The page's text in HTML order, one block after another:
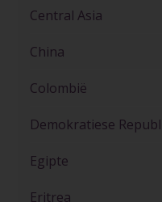
Central Asia
China
Colombië
Demokratiese
Egipte
Eritrea